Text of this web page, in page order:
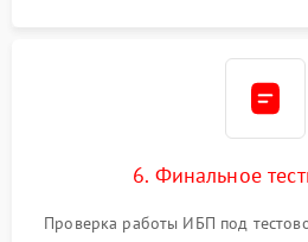
6. Финальное
Проверка работы ИБП под